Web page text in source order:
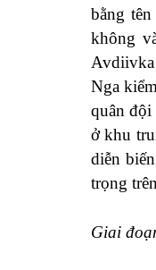
bằng
không
Nga
quân
ở khu
diễn
trọng
Giai